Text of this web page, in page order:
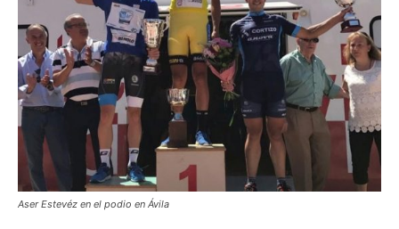
Aser Estevéz en el podio en Ávila